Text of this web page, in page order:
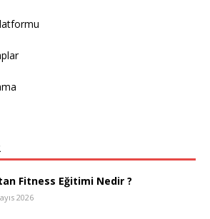
Fitness Eğitimi Nedir ?
2026